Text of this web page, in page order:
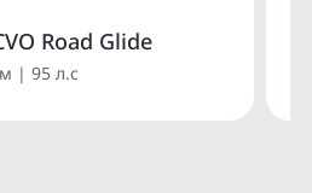
Road Glide
| 95 л.с